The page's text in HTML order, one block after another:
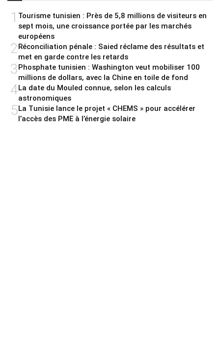
1 Tourisme tunisien : Près de 5,8 millions de visiteurs en
sept mois, une croissance portée par les marchés
européens
2 Réconciliation pénale : Saied réclame des résultats et
met en garde contre les retards
3Phosphate tunisien : Washington veut mobiliser 100
millions de dollars, avec la Chine en toile de fond
4La date du Mouled connue, selon les calculs
astronomiques
5La Tunisie lance le projet « CHEMS » pour accélérer
l’accès des PME à l’énergie solaire